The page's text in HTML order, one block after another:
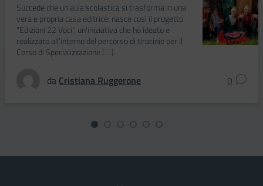
Succede che un’aula scolastica si trasforma in una
vera e propria casa editrice: nasce così il progetto
“Edizioni 22 Voci”, un’iniziativa che ho ideato e
realizzato all’interno del percorso di tirocinio per il
Corso di Specializzazione […]
da Cristiana Ruggerone 0